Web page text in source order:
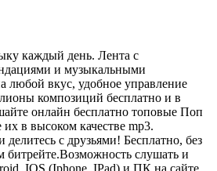
каждый день. Лента с
и музыкальными
любой вкус, удобное управление
композиций бесплатно и в
онлайн бесплатно топовые Поп
их в высоком качестве mp3.
с друзьями! Бесплатно, без
битрейте.Возможность слушать и
IOS (Iphone, IPad) и ПК на сайте